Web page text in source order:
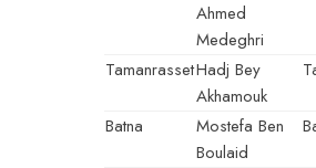
Ahmed
Medeghri
TamanrassetHadj Bey
Akhamouk
Batna
Mostefa Ben
Boulaid